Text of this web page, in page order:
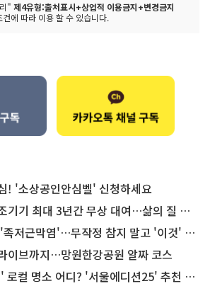
" 제4유형:출처표시+상업적 이용금지+변경금지
건에 따라 이용 할 수 있습니다.
! '소상공인안심벨' 신청하세요
기 최대 3년간 무상 대여…삶의 질 높인다
근막염'…무작정 참지 말고 '이것' 해보세요!
이브까지…망원한강공원 알짜 코스
컬 명소 어디? '서울에디션25' 추천 코스